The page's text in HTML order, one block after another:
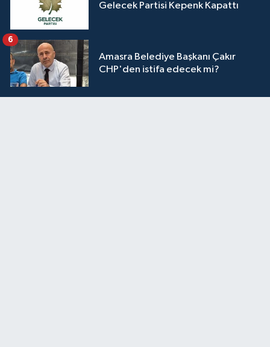
Gelecek Partisi Kepenk Kapattı
Amasra Belediye Başkanı Çakır
CHP'den istifa edecek mi?
6